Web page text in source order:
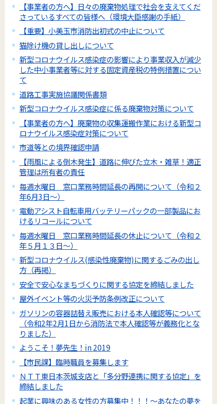
【事業者の方へ】日々の廃棄物処理で社会を支えてくだ
さっているすべての皆様へ（環境大臣感謝の手紙）
【重要】小美玉市消防出初式の中止について
猫除け機の貸し出しについて
新型コロナウイルス感染症の影響により事業収入が減少
した中小事業者等に対する固定資産税の特例措置につい
て
道路工事実施協議関係書類
新型コロナウイルス感染症に係る廃棄物対策について
【事業者の方へ】廃棄物の収集運搬作業における新型コ
ロナウイルス感染症対策について
市道等との境界確認申請
【雨風による倒木発生】道路に伸びた立木・雑草！適正
管理は所有者の責任
毎週水曜日 窓口業務時間延長の再開について（令和２
年6月3日～）
電動アシスト自転車用バッテリーパックの一部製品にお
けるリコールについて
毎週水曜日 窓口業務時間延長の休止について（令和２
年５月１３日～）
新型コロナウイルス(感染性廃棄物)に関するごみの出し
方（再掲）
安全で安心なまちづくりに関する協定を締結しました
屋外イベント等の火災予防条例改正について
ガソリンの容器詰替え販売における本人確認等について
（令和2年2月1日から消防法で本人確認等が義務化とな
りました）
ようこそ！夢先生！in 2019
【市民課】臨時職員を募集します
ＮＴＴ東日本茨城支店と「多分野連携に関する協定」を
締結しました
起業に興味のある女性の方募集中！！！～あなたの夢を